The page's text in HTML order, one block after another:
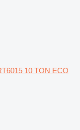
10 TON ECO